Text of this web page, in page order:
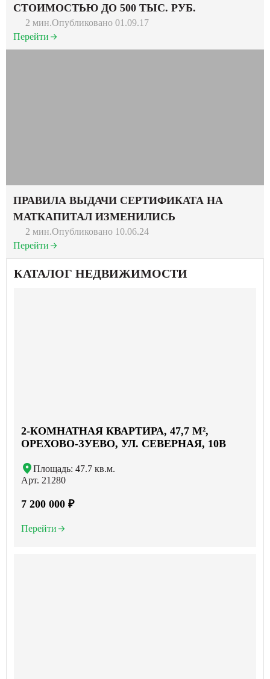
СТОИМОСТЬЮ ДО 500 ТЫС. РУБ.
2 мин.Опубликовано 01.09.17
Перейти
ПРАВИЛА ВЫДАЧИ СЕРТИФИКАТА НА
МАТКАПИТАЛ ИЗМЕНИЛИСЬ
2 мин.Опубликовано 10.06.24
Перейти
КАТАЛОГ НЕДВИЖИМОСТИ
2-КОМНАТНАЯ КВАРТИРА, 47,7 М²,
ОРЕХОВО-ЗУЕВО, УЛ. СЕВЕРНАЯ, 10В
Площадь: 47.7 кв.м.
Арт. 21280
7 200 000 ₽
Перейти